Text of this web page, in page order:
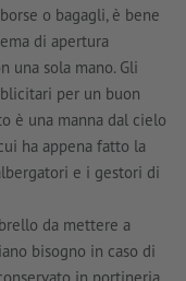
o bagagli, è bene
di apertura
una sola mano. Gli
per un buon
è una manna dal cielo
ha appena fatto la
e i gestori di
da mettere a
bisogno in caso di